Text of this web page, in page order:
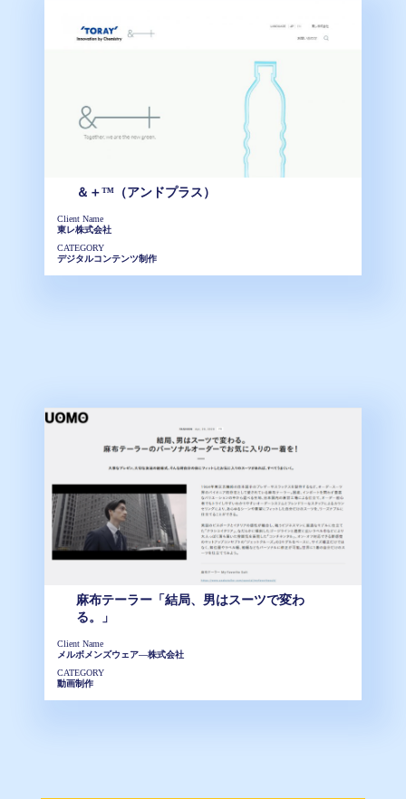
＆＋™（アンドプラス）
Client Name
東レ株式会社
CATEGORY
デジタルコンテンツ制作
麻布テーラー「結局、男はスーツで変わ
る。」
Client Name
メルボメンズウェア―株式会社
CATEGORY
動画制作